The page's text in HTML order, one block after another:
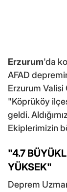
Erzurum'da
AFAD
Erzurum Valisi
"Köprüköy
geldi.
Ekiplerimizin
"4.7
YÜKSEK"
Deprem